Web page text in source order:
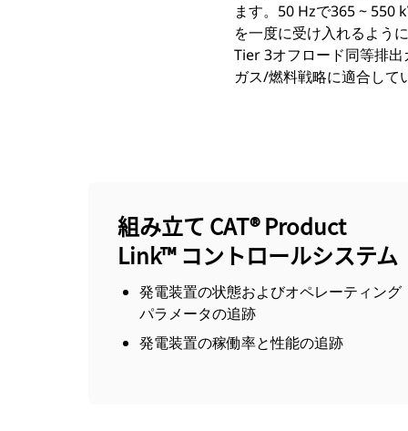
ます。50 Hzで365 ~ 550
を一度に受け入れるよう
Tier 3オフロード同等排
ガス/燃料戦略に適合して
組み立て CAT® Product
Link™ コントロールシステム
発電装置の状態およびオペレーティング
パラメータの追跡
発電装置の稼働率と性能の追跡